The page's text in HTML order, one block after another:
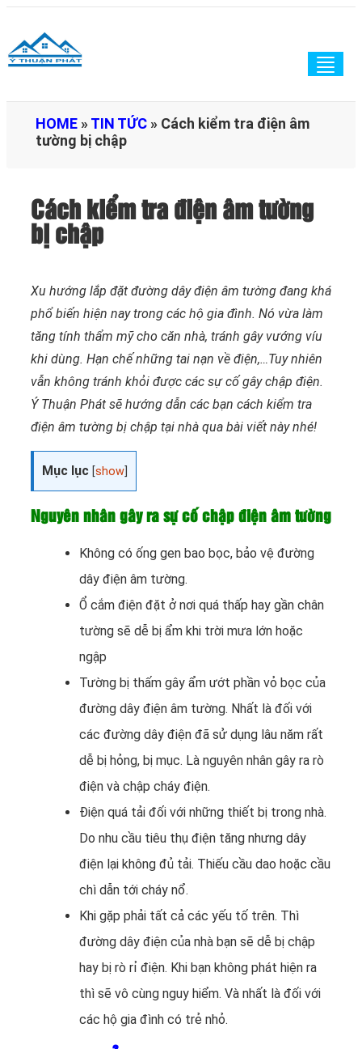
HOME »TIN TỨC » Cách kiểm tra điện âm
tường bị chập
Cách kiểm tra điện âm tường
bị chập
Xu hướng lắp đặt đường dây điện âm tường đang khá
phổ biến hiện nay trong các hộ gia đình. Nó vừa làm
tăng tính thẩm mỹ cho căn nhà, tránh gây vướng víu
khi dùng. Hạn chế những tai nạn về điện,…Tuy nhiên
vẫn không tránh khỏi được các sự cố gây chập điện.
Ý Thuận Phát sẽ hướng dẫn các bạn cách kiểm tra
điện âm tường bị chập tại nhà qua bài viết này nhé!
Mục lục [show
Nguyên nhân gây ra sự cố chập điện âm tường
Không có ống gen bao bọc, bảo vệ đường
dây điện âm tường.
Ổ cắm điện đặt ở nơi quá thấp hay gần chân
tường sẽ dễ bị ẩm khi trời mưa lớn hoặc
ngập
Tường bị thấm gây ẩm ướt phần vỏ bọc của
đường dây điện âm tường. Nhất là đối với
các đường dây điện đã sử dụng lâu năm rất
dễ bị hỏng, bị mục. Là nguyên nhân gây ra rò
điện và chập cháy điện.
Điện quá tải đối với những thiết bị trong nhà.
Do nhu cầu tiêu thụ điện tăng nhưng dây
điện lại không đủ tải. Thiếu cầu dao hoặc cầu
chì dẫn tới cháy nổ.
Khi gặp phải tất cả các yếu tố trên. Thì
đường dây điện của nhà bạn sẽ dễ bị chập
hay bị rò rỉ điện. Khi bạn không phát hiện ra
thì sẽ vô cùng nguy hiểm. Và nhất là đối với
các hộ gia đình có trẻ nhỏ.